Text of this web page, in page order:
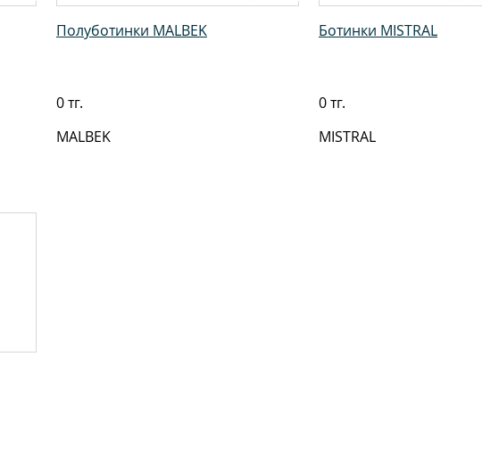
Полуботинки MALBEK
0 тг.
MALBEK
Ботинки MISTRAL
0 тг.
MISTRAL